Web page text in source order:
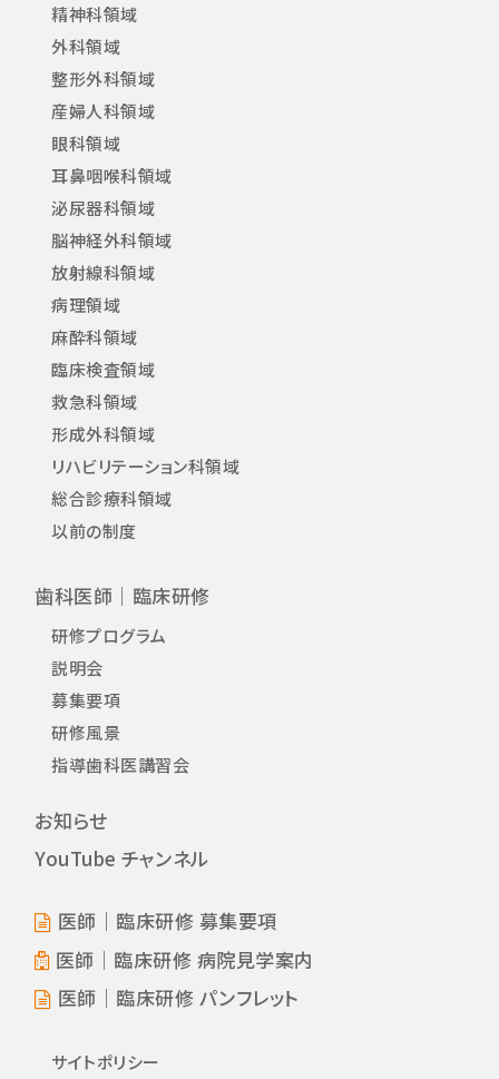
精神科領域
外科領域
整形外科領域
産婦人科領域
眼科領域
耳鼻咽喉科領域
泌尿器科領域
脳神経外科領域
放射線科領域
病理領域
麻酔科領域
臨床検査領域
救急科領域
形成外科領域
リハビリテーション科領域
総合診療科領域
以前の制度
歯科医師｜臨床研修
研修プログラム
説明会
募集要項
研修風景
指導歯科医講習会
お知らせ
YouTube チャンネル
医師｜臨床研修 募集要項
医師｜臨床研修 病院見学案内
医師｜臨床研修 パンフレット
サイトポリシー